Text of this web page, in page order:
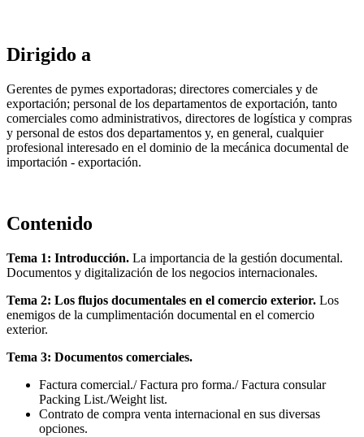
Dirigido a
Gerentes de pymes exportadoras; directores comerciales y de
exportación; personal de los departamentos de exportación, tanto
comerciales como administrativos, directores de logística y compras
y personal de estos dos departamentos y, en general, cualquier
profesional interesado en el dominio de la mecánica documental de
importación - exportación.
Contenido
Tema 1: Introducción. La importancia de la gestión documental.
Documentos y digitalización de los negocios internacionales.
Tema 2: Los flujos documentales en el comercio exterior. Los
enemigos de la cumplimentación documental en el comercio
exterior.
Tema 3: Documentos comerciales.
Factura comercial./ Factura pro forma./ Factura consular
Packing List./Weight list.
Contrato de compra venta internacional en sus diversas
opciones.